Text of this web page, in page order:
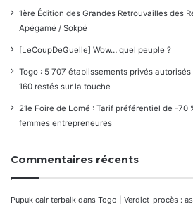
1ère Édition des Grandes Retrouvailles des
Apégamé / Sokpé
[LeCoupDeGuelle] Wow… quel peuple ?
Togo : 5 707 établissements privés
160 restés sur la touche
21e Foire de Lomé : Tarif préférentiel de -70
femmes entrepreneures
Commentaires récents
Pupuk cair terbaik dans Togo | Verdict-procès :